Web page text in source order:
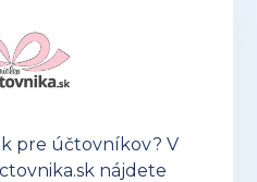
pre účtovníkov? V
nájdete